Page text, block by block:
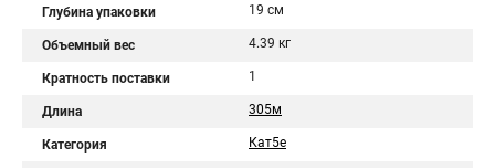
Глубина упаковки 19 см
Объемный вес 4.39 кг
Кратность поставки 1
Длина 305м
Категория Кат5е